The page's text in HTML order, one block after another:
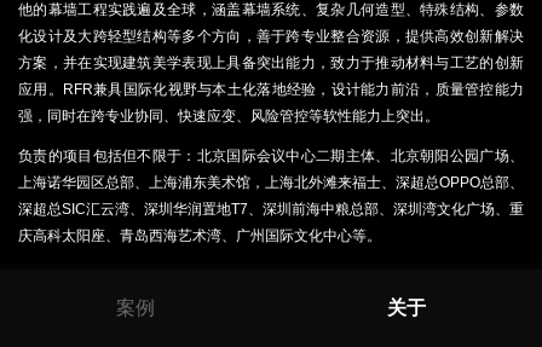
他的幕墙工程实践遍及全球，涵盖幕墙系统、复杂几何造型、特殊结构、参数
化设计及大跨轻型结构等多个方向，善于跨专业整合资源，提供高效创新解决
方案，并在实现建筑美学表现上具备突出能力，致力于推动材料与工艺的创新
应用。RFR兼具国际化视野与本土化落地经验，设计能力前沿，质量管控能力
强，同时在跨专业协同、快速应变、风险管控等软性能力上突出。
负责的项目包括但不限于：北京国际会议中心二期主体、北京朝阳公园广场、
上海诺华园区总部、上海浦东美术馆，上海北外滩来福士、深超总OPPO总部、
深超总SIC汇云湾、深圳华润置地T7、深圳前海中粮总部、深圳湾文化广场、重
庆高科太阳座、青岛西海艺术湾、 广州国际文化中心等。
案例 关于